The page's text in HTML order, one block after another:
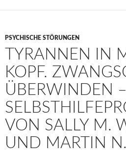
PSYCHISCHE STÖRUNGEN
TYRANNEN IN
KOPF.
ÜBERWINDEN
VON SALLY M.
UND MARTIN